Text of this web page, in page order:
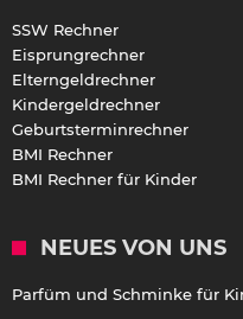
SSW Rechner
Eisprungrechner
Elterngeldrechner
Kindergeldrechner
Geburtsterminrechner
BMI Rechner
BMI Rechner für Kinder
NEUES VON UNS
Parfüm und Schminke für